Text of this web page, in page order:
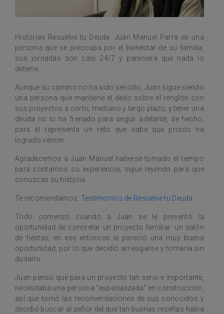
Historias Resuelve tu Deuda: Juan Manuel Parra es una
persona que se preocupa por el bienestar de su familia,
sus jornadas son casi 24/7 y pareciera que nada lo
detiene.
Aunque su camino no ha sido sencillo, Juan sigue siendo
una persona que mantiene el dedo sobre el renglón con
sus proyectos a corto, mediano y largo plazo, y tener una
deuda no lo ha frenado para seguir adelante, de hecho,
para él representa un reto que sabe que pronto ha
logrado vencer.
Agradecemos a Juan Manuel haberse tomado el tiempo
para contarnos su experiencia, sigue leyendo para que
conozcas su historia.
Te recomendamos: Testimonios de Resuelve tu Deuda
Todo comenzó cuando a Juan se le presentó la
oportunidad de concretar un proyecto familiar: un salón
de fiestas, en ese entonces le pareció una muy buena
oportunidad, por lo que decidió arriesgarse y tomarla sin
dudarlo.
Juan pensó que para un proyecto tan serio e importante,
necesitaba una persona “especializada” en construcción,
así que tomó las recomendaciones de sus conocidos y
decidió buscar al señor del que tan buenas reseñas había